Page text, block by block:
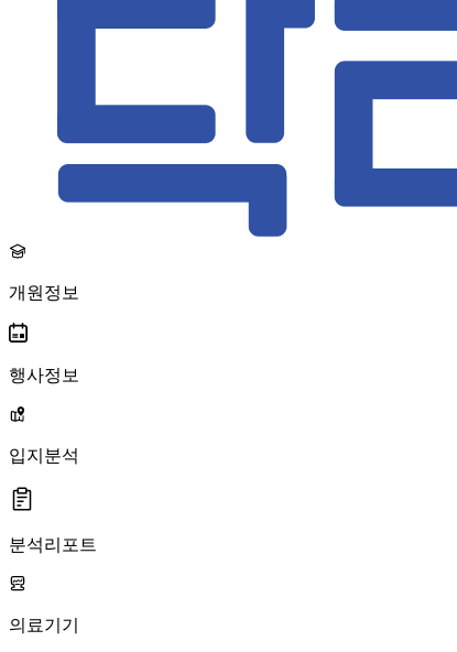
개원정보
행사정보
입지분석
분석리포트
의료기기